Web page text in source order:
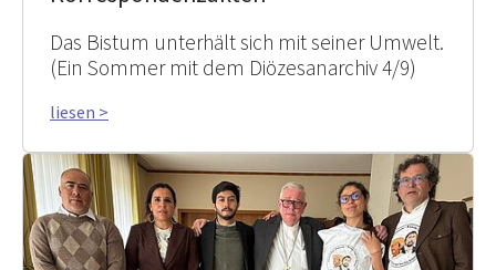
Das Bistum unterhält sich mit seiner Umwelt.
(Ein Sommer mit dem Diözesanarchiv 4/9)
liesen >